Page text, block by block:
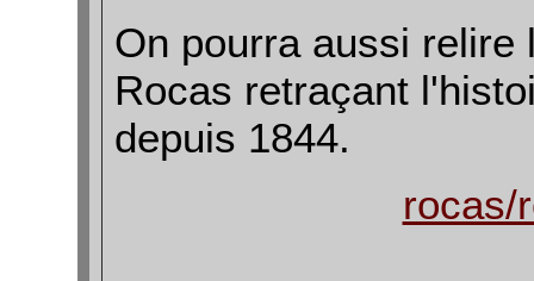
On pourra aussi relire
Rocas retraçant
depuis 1844.
rocas/